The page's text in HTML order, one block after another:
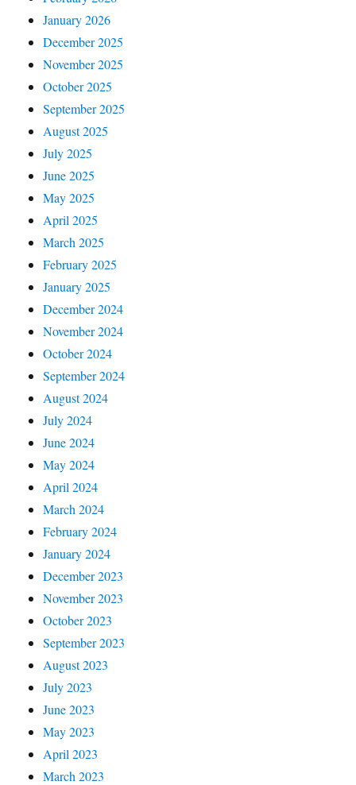
January 2026
December 2025
November 2025
October 2025
September 2025
August 2025
July 2025
June 2025
May 2025
April 2025
March 2025
February 2025
January 2025
December 2024
November 2024
October 2024
September 2024
August 2024
July 2024
June 2024
May 2024
April 2024
March 2024
February 2024
January 2024
December 2023
November 2023
October 2023
September 2023
August 2023
July 2023
June 2023
May 2023
April 2023
March 2023